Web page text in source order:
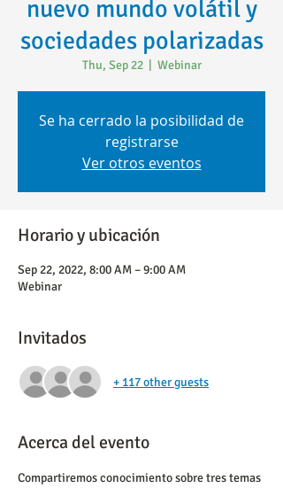
nuevo mundo volátil y
sociedades polarizadas
Thu, Sep 22
  |
Webinar
Se ha cerrado la posibilidad de
registrarse
Ver otros eventos
Horario y ubicación
Sep 22, 2022, 8:00 AM – 9:00 AM
Webinar
Invitados
+ 117 other guests
Acerca del evento
Compartiremos conocimiento sobre tres temas